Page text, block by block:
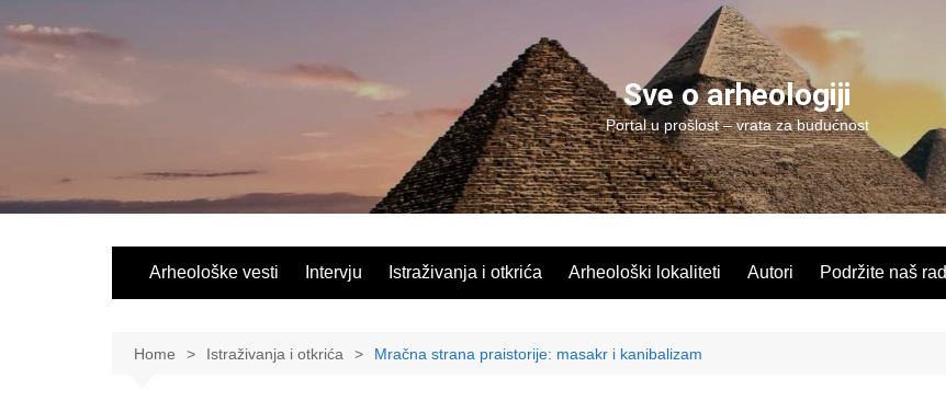
Sve o arheologiji
Portal u prošlost – vrata za budućnost
Arheološke vesti Intervju Istraživanja i otkrića Arheološki lokaliteti Autori Podržite naš rad
Home Istraživanja i otkrića Mračna strana praistorije: masakr i kanibalizam